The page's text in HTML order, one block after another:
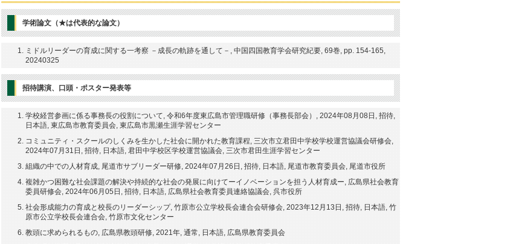
学術論文（★は代表的な論文）
ミドルリーダーの育成に関する一考察 －成長の軌跡を通して－, 中国四国教育学会研究紀要, 69巻, pp. 154-165,
20240325
招待講演、口頭・ポスター発表等
学校経営参画に係る事務長の役割について, 令和6年度東広島市管理職研修（事務長部会）, 2024年08月08日, 招待,
日本語, 東広島市教育委員会, 東広島市黒瀬生涯学習センター
コミュニティ・スクールのしくみを生かした社会に開かれた教育課程, 三次市立君田中学校学校運営協議会研修会,
2024年07月31日, 招待, 日本語, 君田中学校区学校運営協議会, 三次市君田生涯学習センター
組織の中での人材育成, 尾道市サブリーダー研修, 2024年07月26日, 招待, 日本語, 尾道市教育委員会, 尾道市役所
複雑かつ困難な社会課題の解決や持続的な社会の発展に向けてーイノベーションを担う人材育成ー, 広島県社会教育
委員研修会, 2024年06月05日, 招待, 日本語, 広島県社会教育委員連絡協議会, 呉市役所
社会形成能力の育成と校長のリーダーシップ, 竹原市公立学校長会連合会研修会, 2023年12月13日, 招待, 日本語, 竹
原市公立学校長会連合会, 竹原市文化センター
教頭に求められるもの, 広島県教頭研修, 2021年, 通常, 日本語, 広島県教育委員会